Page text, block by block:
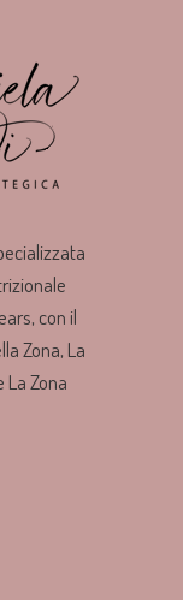
con il
Zona, La
La Zona